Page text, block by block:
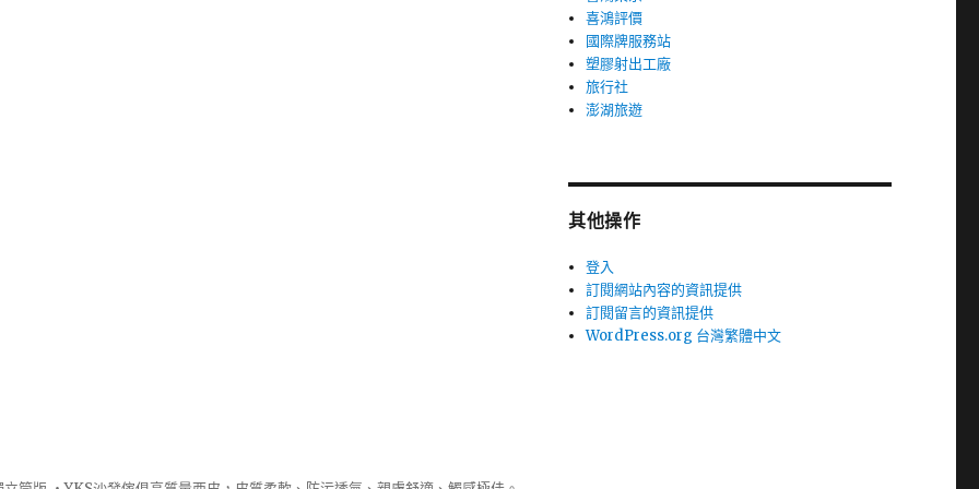
喜鴻評價
國際牌服務站
塑膠射出工廠
旅行社
澎湖旅遊
其他操作
登入
訂閱網站內容的資訊提供
訂閱留言的資訊提供
WordPress.org 台灣繁體中文